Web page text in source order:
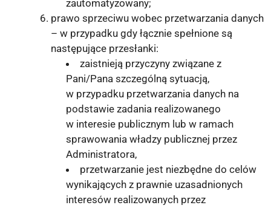
zautomatyzowany;
prawo sprzeciwu wobec przetwarzania danych
– w przypadku gdy łącznie spełnione są
następujące przesłanki:
zaistnieją przyczyny związane z
Pani/Pana szczególną sytuacją,
w przypadku przetwarzania danych na
podstawie zadania realizowanego
w interesie publicznym lub w ramach
sprawowania władzy publicznej przez
Administratora,
przetwarzanie jest niezbędne do celów
wynikających z prawnie uzasadnionych
interesów realizowanych przez